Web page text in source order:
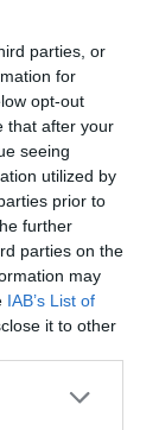
parties, or
for
opt-out
that after your
seeing
utilized by
prior to
further
parties on the
may
IAB’s List of
it to other
Google
tartalmaz,
Így
mint